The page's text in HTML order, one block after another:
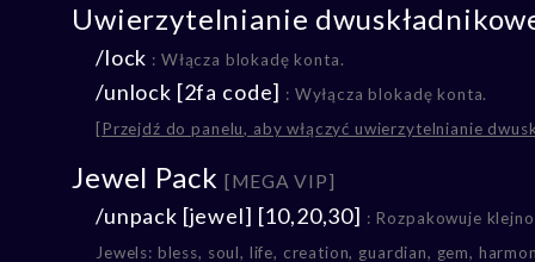
Uwierzytelnianie
/lock : Włącza blokadę konta.
/unlock [2fa code] : Wyłącza blokadę konta.
[Przejdź do panelu, aby włączyć uwierzytelnianie
Jewel Pack[MEGA VIP]
/unpack [jewel] [10,20,30] : Rozpakowuje
Jewels: bless, soul, life, creation, guardian, gem,